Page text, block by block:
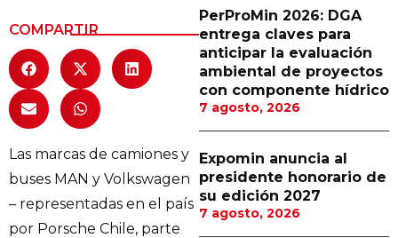
Revistas Digital
Siguenos
COMPARTIR
Las marcas de camiones y
buses MAN y Volkswagen
– representadas en el país
por Porsche Chile, parte
PerProMin 2026: DGA
entrega claves para
anticipar la evaluación
ambiental de proyectos
con componente hídrico
7 agosto, 2026
Expomin anuncia al
presidente honorario de
su edición 2027
7 agosto, 2026